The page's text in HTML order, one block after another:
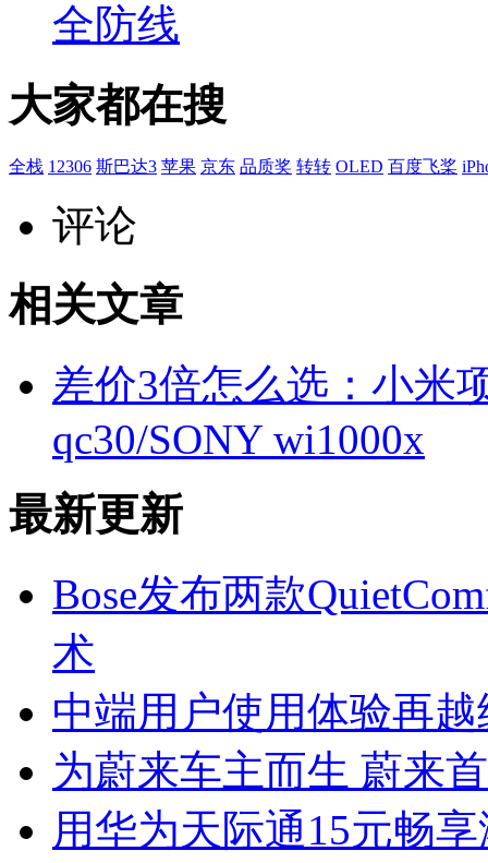
全防线
大家都在搜
全栈 12306 斯巴达3 苹果 京东 品质奖 转转 OLED 百度飞桨
评论
相关文章
差价3倍怎么选：小米
qc30/SONY wi1000x
最新更新
Bose发布两款
术
中端用户使用体验再越
为蔚来车主而生 蔚来
用华为天际通15元畅